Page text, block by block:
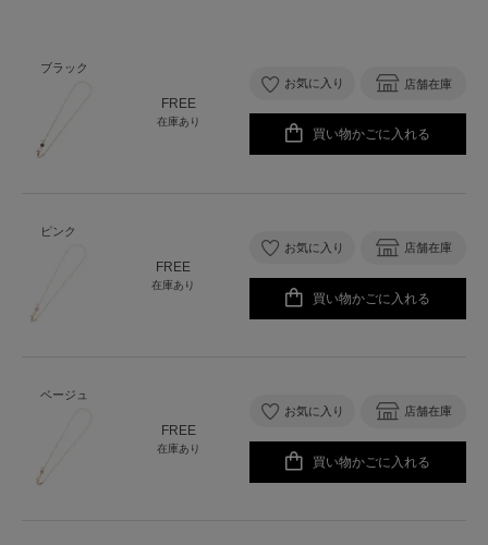
ブラック
FREE
在庫あり
お気に入り 店舗在庫
買い物かごに入れる
ピンク
FREE
在庫あり
お気に入り 店舗在庫
買い物かごに入れる
ベージュ
FREE
在庫あり
お気に入り 店舗在庫
買い物かごに入れる